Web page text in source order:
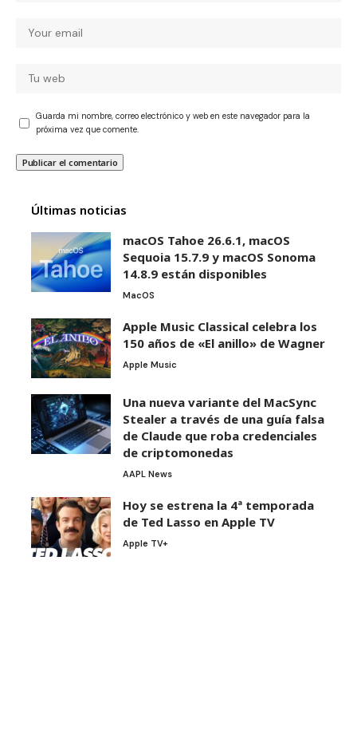
Guarda mi nombre, correo electrónico y web en este navegador para la
próxima vez que comente.
Últimas noticias
macOS Tahoe 26.6.1, macOS
Sequoia 15.7.9 y macOS Sonoma
14.8.9 están disponibles
MacOS
Apple Music Classical celebra los
150 años de «El anillo» de Wagner
Apple Music
Una nueva variante del MacSync
Stealer a través de una guía falsa
de Claude que roba credenciales
de criptomonedas
AAPL News
Hoy se estrena la 4ª temporada
de Ted Lasso en Apple TV
Apple TV+